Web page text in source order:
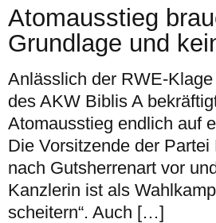
Atomausstieg
Grundlage und
Anlässlich der RWE-
des AKW Biblis A
Atomausstieg endlich auf
Die Vorsitzende der
nach Gutsherrenart vor
Kanzlerin ist als
scheitern“. Auch […]